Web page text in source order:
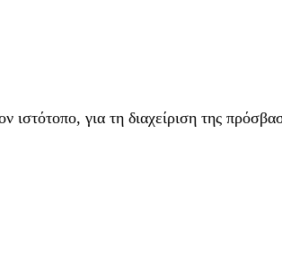
για τη διαχείριση της